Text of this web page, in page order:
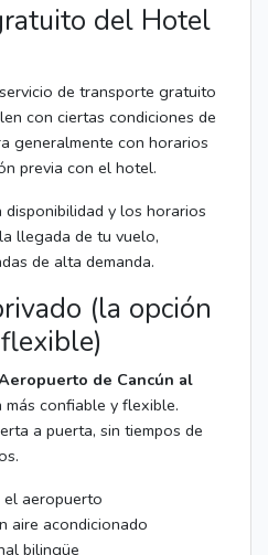
del Hotel
de transporte gratuito
con ciertas condiciones de
generalmente con horarios
previa con el hotel.
y los horarios
llegada de tu vuelo,
de alta demanda.
(la opción
de Cancún al
confiable y flexible.
a puerta, sin tiempos de
el aeropuerto
aire acondicionado
bilingüe